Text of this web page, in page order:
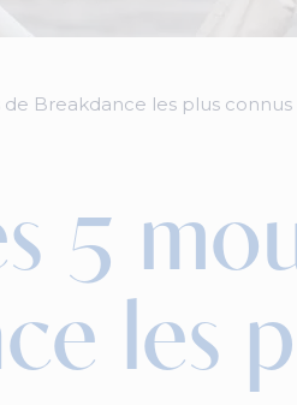
Breakdance les plus
5
les